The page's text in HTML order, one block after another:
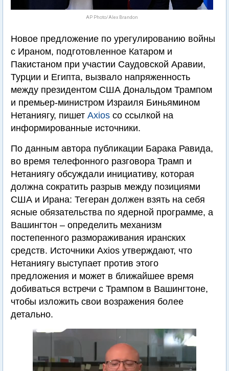
AP Photo/Alex Brandon
Новое предложение по урегулированию войны
с Ираном, подготовленное Катаром и
Пакистаном при участии Саудовской Аравии,
Турции и Египта, вызвало напряженность
между президентом США Дональдом Трампом
и премьер-министром Израиля Биньямином
Нетаниягу, пишет Axios со ссылкой на
информированные источники.
По данным автора публикации Барака Равида,
во время телефонного разговора Трамп и
Нетаниягу обсуждали инициативу, которая
должна сократить разрыв между позициями
США и Ирана: Тегеран должен взять на себя
ясные обязательства по ядерной программе, а
Вашингтон – определить механизм
постепенного размораживания иранских
средств. Источники Axios утверждают, что
Нетаниягу выступает против этого
предложения и может в ближайшее время
добиваться встречи с Трампом в Вашингтоне,
чтобы изложить свои возражения более
детально.